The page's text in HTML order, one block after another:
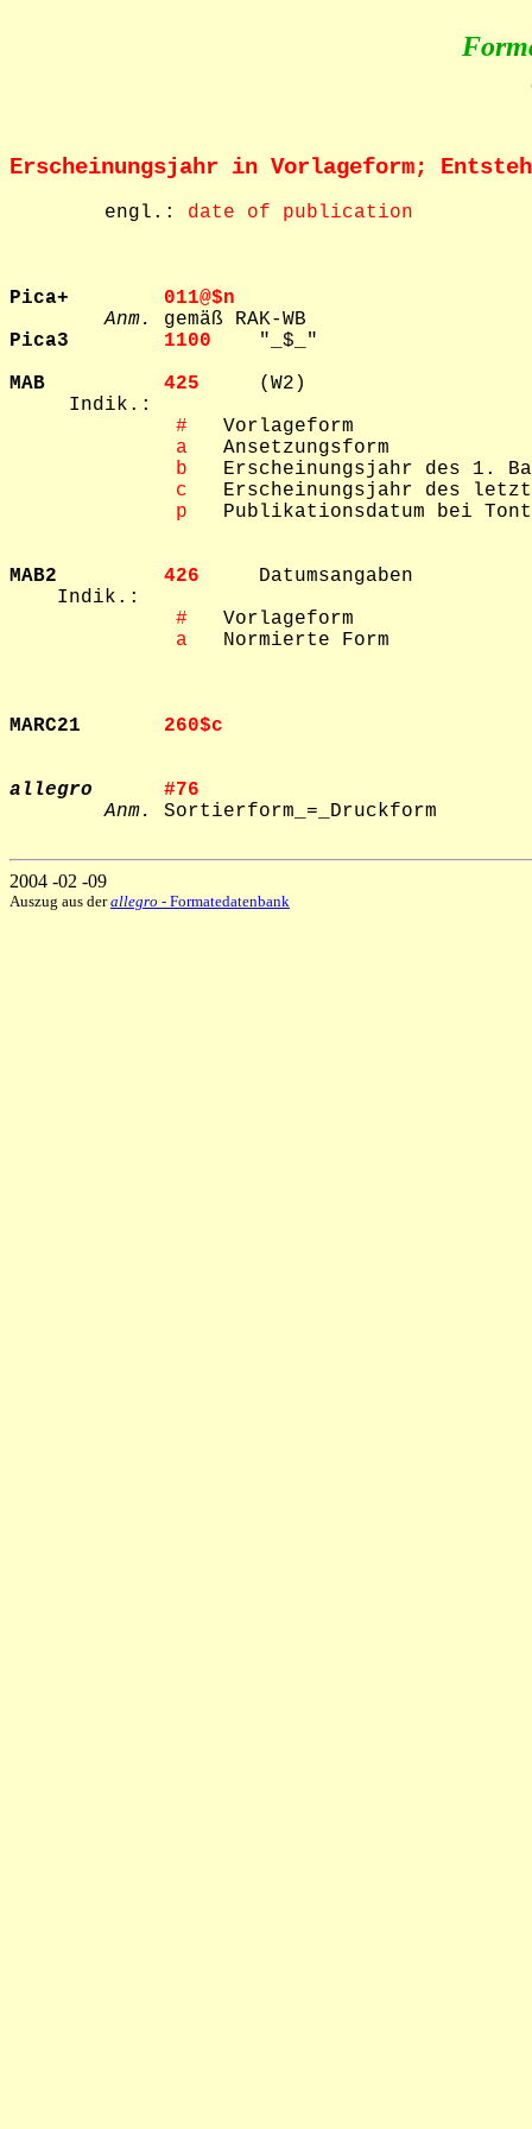
Erscheinungsjahr in Vorlageform;
        engl.:
date of publication
Pica+ 011@$n
Anm.
Pica3 1100
"_$_"
MAB 425
(W2)
     Indik.:
#
   Vorlageform
a
   Ansetzungsform
b
Erscheinungsjahr des 1.
c
Erscheinungsjahr des
p
Publikationsdatum bei
MAB2 426 Datumsangaben
    Indik.:
#
   Vorlageform
a
   Normierte Form
MARC21 260$c
allegro
#76
Anm.
Sortierform_=_Druckform
2004 -02 -09
Auszug aus derallegro - Formatedatenbank